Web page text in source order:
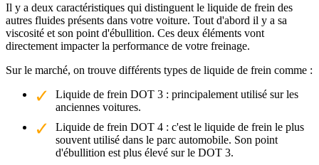
Il y a deux caractéristiques qui distinguent le liquide de frein des
autres fluides présents dans votre voiture. Tout d'abord il y a sa
viscosité et son point d'ébullition. Ces deux éléments vont
directement impacter la performance de votre freinage.
Sur le marché, on trouve différents types de liquide de frein comme :
Liquide de frein DOT 3 : principalement utilisé sur les
anciennes voitures.
Liquide de frein DOT 4 : c'est le liquide de frein le plus
souvent utilisé dans le parc automobile. Son point
d'ébullition est plus élevé sur le DOT 3.